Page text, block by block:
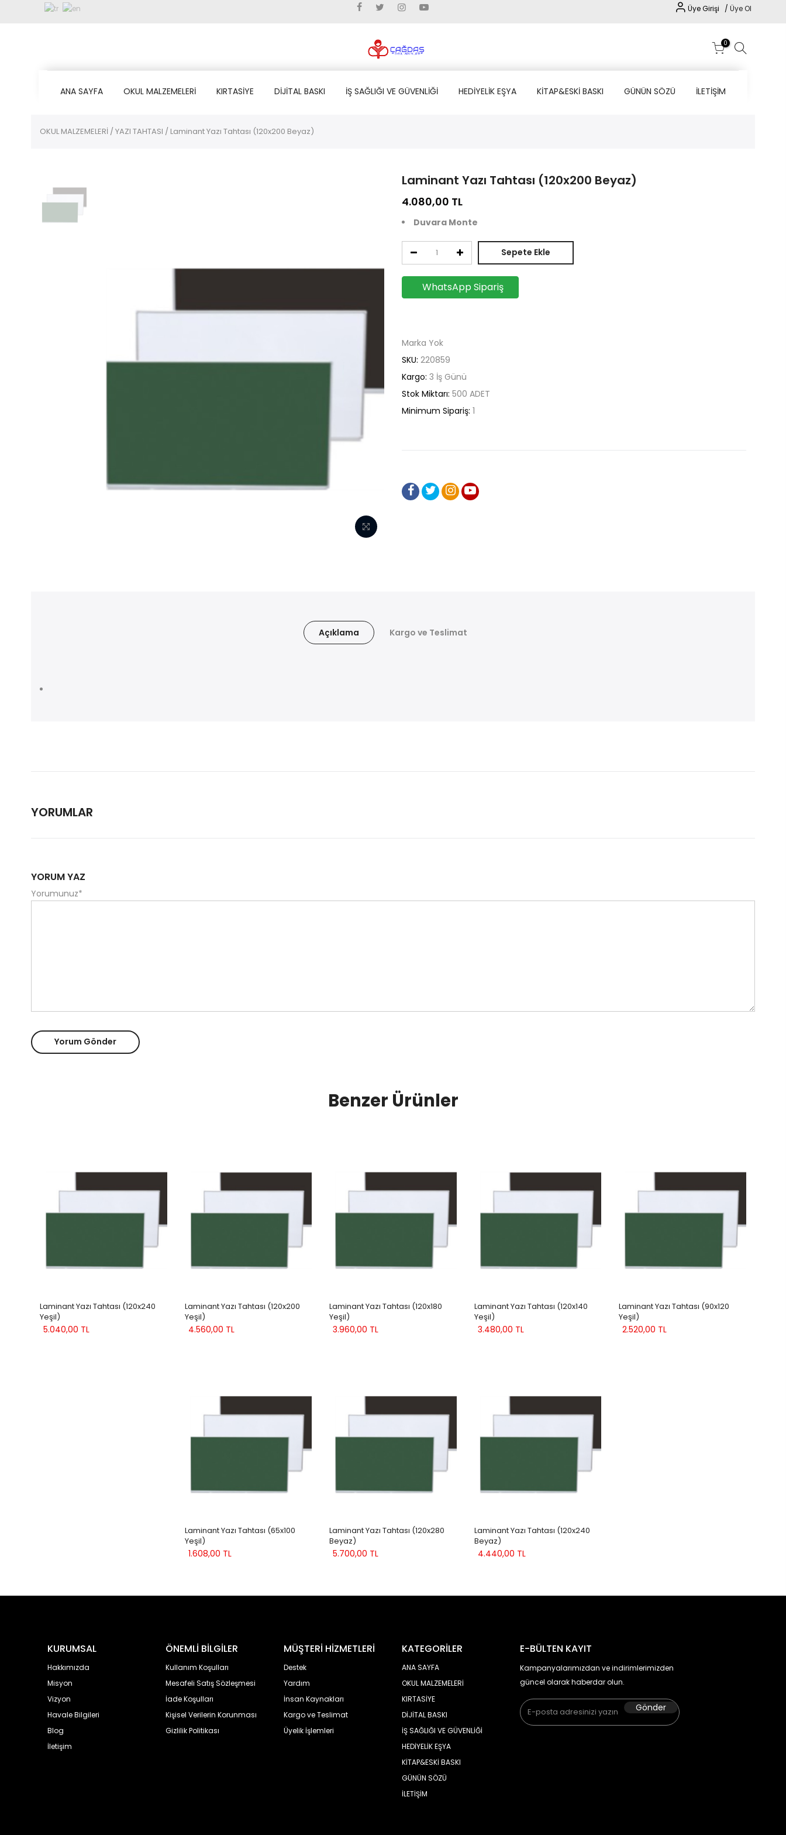
Üye Girişi / Üye Ol
0
ANA SAYFA OKUL MALZEMELERİ KIRTASİYE DİJİTAL BASKI İŞ SAĞLIĞI VE GÜVENLİĞİ HEDİYELİK EŞYA KİTAP&ESKİ BASKI GÜNÜN SÖZÜ İLETİŞİM
OKUL MALZEMELERİ /YAZI TAHTASI / Laminant Yazı Tahtası (120x200 Beyaz)
Laminant Yazı Tahtası (120x200 Beyaz)
4.080,00 TL
Duvara Monte
Sepete Ekle
WhatsApp Sipariş
Marka Yok
SKU: 220859
Kargo: 3 İş Günü
Stok Miktarı: 500 ADET
Minimum Sipariş: 1
Açıklama Kargo ve Teslimat
YORUMLAR
YORUM YAZ
Yorumunuz*
Yorum Gönder
Benzer Ürünler
Laminant Yazı Tahtası (120x240
Yeşil)
5.040,00 TL
Laminant Yazı Tahtası (120x200
Yeşil)
4.560,00 TL
Laminant Yazı Tahtası (120x180
Yeşil)
3.960,00 TL
Laminant Yazı Tahtası (120x140
Yeşil)
3.480,00 TL
Laminant Yazı Tahtası (90x120
Yeşil)
2.520,00 TL
Laminant Yazı Tahtası (65x100
Yeşil)
1.608,00 TL
Laminant Yazı Tahtası (120x280
Beyaz)
5.700,00 TL
Laminant Yazı Tahtası (120x240
Beyaz)
4.440,00 TL
KURUMSAL
Hakkımızda
Misyon
Vizyon
Havale Bilgileri
Blog
İletişim
ÖNEMLİ BİLGİLER
Kullanım Koşulları
Mesafeli Satış Sözleşmesi
İade Koşulları
Kişisel Verilerin Korunması
Gizlilik Politikası
MÜŞTERİ HİZMETLERİ
Destek
Yardım
İnsan Kaynakları
Kargo ve Teslimat
Üyelik İşlemleri
KATEGORİLER
ANA SAYFA
OKUL MALZEMELERİ
KIRTASİYE
DİJİTAL BASKI
İŞ SAĞLIĞI VE GÜVENLİĞİ
HEDİYELİK EŞYA
KİTAP&ESKİ BASKI
GÜNÜN SÖZÜ
İLETİŞİM
E-BÜLTEN KAYIT
Kampanyalarımızdan ve indirimlerimizden
güncel olarak haberdar olun.
Gönder